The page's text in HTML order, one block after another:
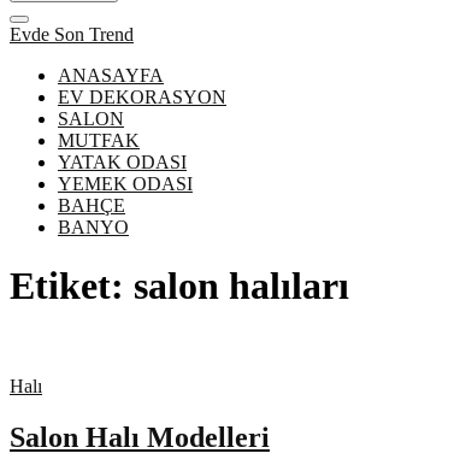
Evde Son Trend
ANASAYFA
EV DEKORASYON
SALON
MUTFAK
YATAK ODASI
YEMEK ODASI
BAHÇE
BANYO
Etiket: salon halıları
Halı
Salon Halı Modelleri